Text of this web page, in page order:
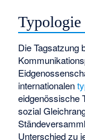
Typologie
Die Tagsatzung
internationalen
eidgenössische
sozial
Unterschied zu